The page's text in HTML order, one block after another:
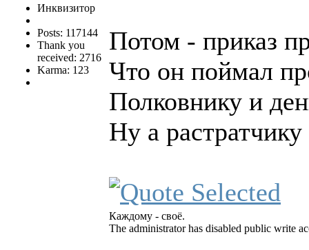
Инквизитор
Posts: 117144
Thank you
received: 2716
Karma: 123
Потом - приказ
Что он поймал
Полковнику и
Ну а
Каждому - своё.
The administrator has disabled public write